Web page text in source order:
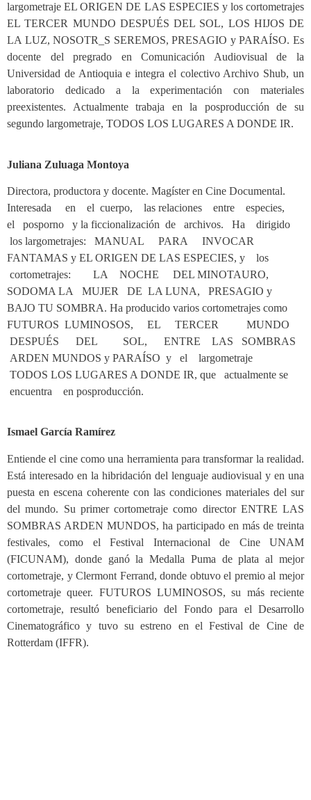
largometraje EL ORIGEN DE LAS ESPECIES y los cortometrajes
EL TERCER MUNDO DESPUÉS DEL SOL, LOS HIJOS DE
LA LUZ, NOSOTR_S SEREMOS, PRESAGIO y PARAÍSO. Es
docente del pregrado en Comunicación Audiovisual de la
Universidad de Antioquia e integra el colectivo Archivo Shub, un
laboratorio dedicado a la experimentación con materiales
preexistentes. Actualmente trabaja en la posproducción de su
segundo largometraje, TODOS LOS LUGARES A DONDE IR.
Juliana Zuluaga Montoya
Directora, productora y docente. Magíster en Cine Documental.
Interesada en el cuerpo, las relaciones entre especies,
el posporno y la ficcionalización de archivos. Ha dirigido
los largometrajes: MANUAL PARA INVOCAR
FANTAMAS y EL ORIGEN DE LAS ESPECIES, y los
cortometrajes: LA NOCHE DEL MINOTAURO,
SODOMA LA MUJER DE LA LUNA, PRESAGIO y
BAJO TU SOMBRA. Ha producido varios cortometrajes como
FUTUROS LUMINOSOS, EL TERCER MUNDO
DESPUÉS DEL SOL, ENTRE LAS SOMBRAS
ARDEN MUNDOS y PARAÍSO y el largometraje
TODOS LOS LUGARES A DONDE IR, que actualmente se
encuentra en posproducción.
Ismael García Ramírez
Entiende el cine como una herramienta para transformar la realidad.
Está interesado en la hibridación del lenguaje audiovisual y en una
puesta en escena coherente con las condiciones materiales del sur
del mundo. Su primer cortometraje como director ENTRE LAS
SOMBRAS ARDEN MUNDOS, ha participado en más de treinta
festivales, como el Festival Internacional de Cine UNAM
(FICUNAM), donde ganó la Medalla Puma de plata al mejor
cortometraje, y Clermont Ferrand, donde obtuvo el premio al mejor
cortometraje queer. FUTUROS LUMINOSOS, su más reciente
cortometraje, resultó beneficiario del Fondo para el Desarrollo
Cinematográfico y tuvo su estreno en el Festival de Cine de
Rotterdam (IFFR).